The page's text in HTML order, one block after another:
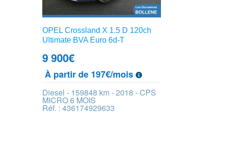
OPEL Crossland X 1.5 D 120ch
Ultimate BVA Euro 6d-T
9 900€
À partir de 197€/mois
Diesel - 159848 km - 2018 - CPS
MICRO 6 MOIS
Réf. : 436174929633